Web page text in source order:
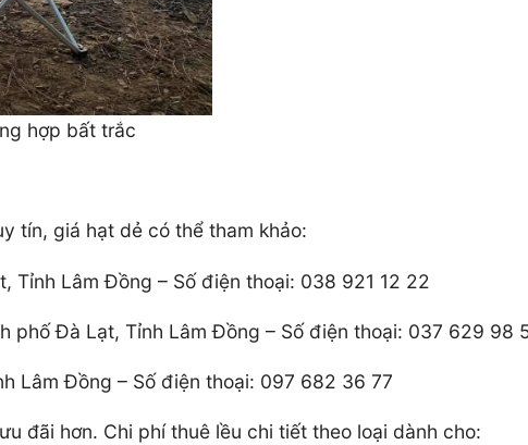
hợp bất trắc
tín, giá hạt dẻ có thể tham khảo:
Tỉnh Lâm Đồng – Số điện thoại: 038 921 12 22
phố Đà Lạt, Tỉnh Lâm Đồng – Số điện thoại: 037 629 98
Lâm Đồng – Số điện thoại: 097 682 36 77
đãi hơn. Chi phí thuê lều chi tiết theo loại dành cho: